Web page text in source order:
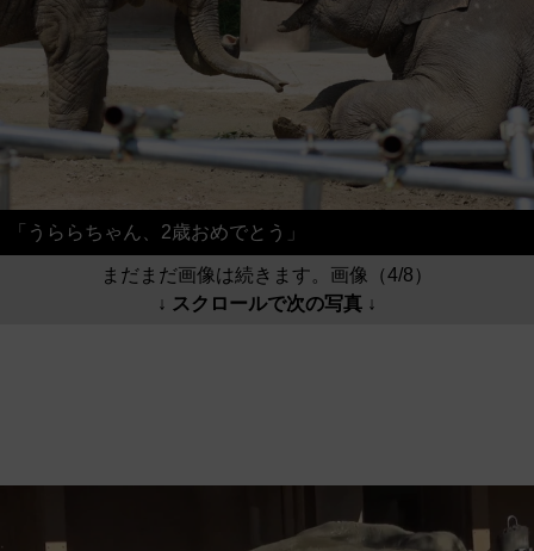
「うららちゃん、2歳おめでとう」
まだまだ画像は続きます。画像（4/8）
↓ スクロールで次の写真 ↓